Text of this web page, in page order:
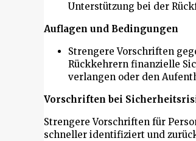
Unterstützung bei der
Auflagen und Bedingungen
Strengere Vorschriften
Rückkehrern finanzielle
verlangen oder den
Vorschriften bei
Strengere Vorschriften für
schneller identifiziert und